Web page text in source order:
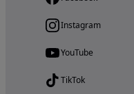
Instagram
YouTube
TikTok